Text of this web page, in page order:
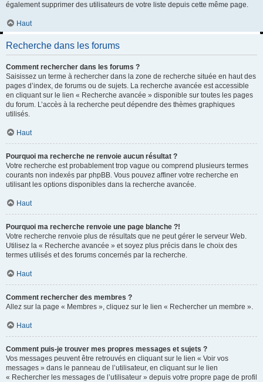
également supprimer des utilisateurs de votre liste depuis cette même page.
Haut
Recherche dans les forums
Comment rechercher dans les forums ?
Saisissez un terme à rechercher dans la zone de recherche située en haut des
pages d’index, de forums ou de sujets. La recherche avancée est accessible
en cliquant sur le lien « Recherche avancée » disponible sur toutes les pages
du forum. L’accès à la recherche peut dépendre des thèmes graphiques
utilisés.
Haut
Pourquoi ma recherche ne renvoie aucun résultat ?
Votre recherche est probablement trop vague ou comprend plusieurs termes
courants non indexés par phpBB. Vous pouvez affiner votre recherche en
utilisant les options disponibles dans la recherche avancée.
Haut
Pourquoi ma recherche renvoie une page blanche ?!
Votre recherche renvoie plus de résultats que ne peut gérer le serveur Web.
Utilisez la « Recherche avancée » et soyez plus précis dans le choix des
termes utilisés et des forums concernés par la recherche.
Haut
Comment rechercher des membres ?
Allez sur la page « Membres », cliquez sur le lien « Rechercher un membre ».
Haut
Comment puis-je trouver mes propres messages et sujets ?
Vos messages peuvent être retrouvés en cliquant sur le lien « Voir vos
messages » dans le panneau de l’utilisateur, en cliquant sur le lien
« Rechercher les messages de l’utilisateur » depuis votre propre page de profil